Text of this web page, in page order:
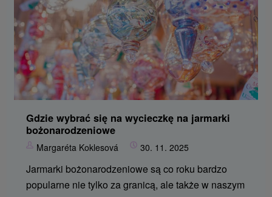
Gdzie wybrać się na wycieczkę na jarmarki
bożonarodzeniowe
Margaréta Koklesová 30. 11. 2025
Jarmarki bożonarodzeniowe są co roku bardzo
popularne nie tylko za granicą, ale także w naszym